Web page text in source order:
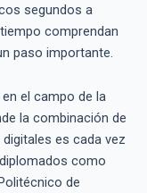
segundos a
comprendan
paso importante.
el campo de la
la combinación de
es cada vez
como
de